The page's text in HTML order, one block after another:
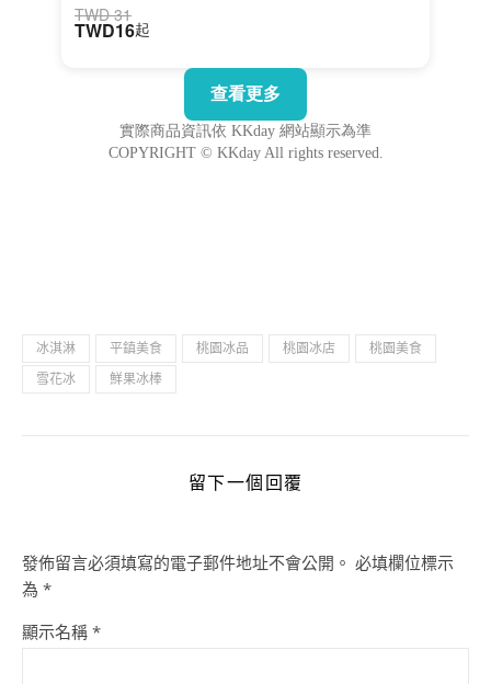
冰淇淋 平鎮美食 桃園冰品 桃園冰店
桃園美食
雪花冰
鮮果冰棒
留下一個回覆
發佈留言必須填寫的電子郵件地址不會公開。 必填欄位標示
為 *
顯示名稱 *